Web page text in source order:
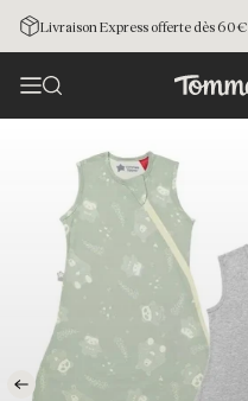
Livraison Express offerte dès 60€